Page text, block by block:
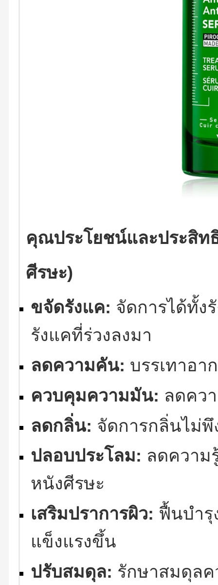
คุณประโยชน์และประสิท
ศีรษะ)
ขจัดรังแค: จัดการได้ทั้ง
รังแคที่ร่วงลงมา
ลดความคัน: บรรเทาอา
ควบคุมความมัน: ลดคว
ลดกลิ่น: จัดการกลิ่นไม่
ปลอบประโลม: ลดความ
หนังศีรษะ
เสริมปราการผิว: ฟื้นบำรุ
แข็งแรงขึ้น
ปรับสมดุล: รักษาสมดุล